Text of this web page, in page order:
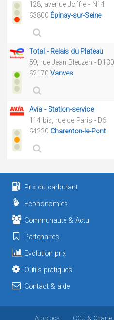
128, avenue Joffre - N14
93800 Épinay-sur-Seine
Total - Relais du Plateau
59, rue Jean Bleuzen - D130
92170 Vanves
Avia - Station-service
114 bis, rue de Paris - D6
94220 Charenton-le-Pont
Prix du carburant
Econonomies
Communauté & Actu
Partenaires
Evolution prix
Outils pratiques
Contact & aide
A propos CGU & Charte